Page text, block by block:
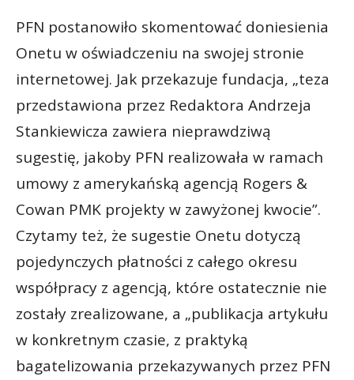
PFN postanowiło skomentować doniesienia
Onetu w oświadczeniu na swojej stronie
internetowej. Jak przekazuje fundacja, „teza
przedstawiona przez Redaktora Andrzeja
Stankiewicza zawiera nieprawdziwą
sugestię, jakoby PFN realizowała w ramach
umowy z amerykańską agencją Rogers &
Cowan PMK projekty w zawyżonej kwocie”.
Czytamy też, że sugestie Onetu dotyczą
pojedynczych płatności z całego okresu
współpracy z agencją, które ostatecznie nie
zostały zrealizowane, a „publikacja artykułu
w konkretnym czasie, z praktyką
bagatelizowania przekazywanych przez PFN